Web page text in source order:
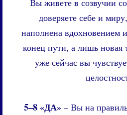
Вы живете в созвучии
доверяете себе и
наполнена вдохновением
конец пути, а лишь новая
уже сейчас вы
5–8 «ДА» – Вы на